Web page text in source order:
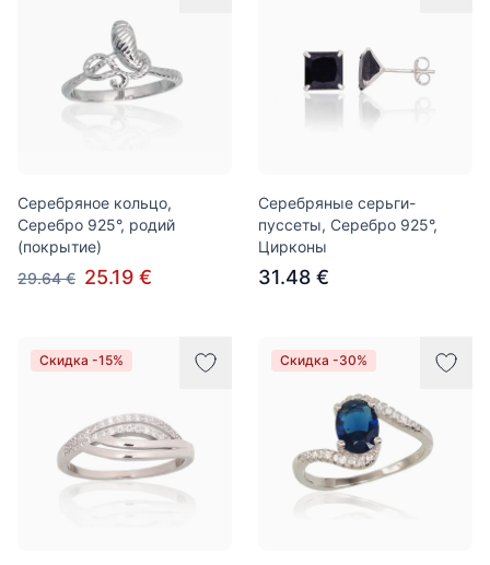
Серебряное кольцо,
Серебро 925°, родий
(покрытие)
29.64 € 25.19 €
Серебряные серьги-
пуссеты, Серебро 925°,
Цирконы
31.48 €
Скидка -15% Скидка -30%